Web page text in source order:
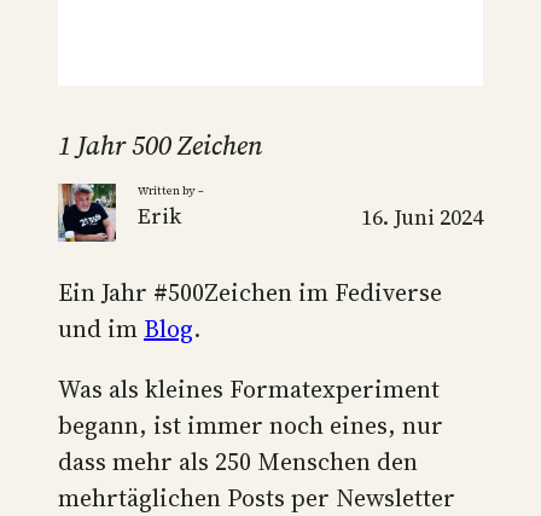
1 Jahr 500 Zeichen
Written by –
Erik 16. Juni 2024
Ein Jahr #500Zeichen im Fediverse
und im Blog.
Was als kleines Formatexperiment
begann, ist immer noch eines, nur
dass mehr als 250 Menschen den
mehrtäglichen Posts per Newsletter